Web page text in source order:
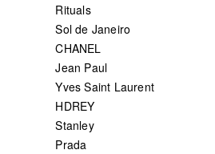
Rituals
Sol de Janeiro
CHANEL
Jean Paul
Yves Saint Laurent
HDREY
Stanley
Prada